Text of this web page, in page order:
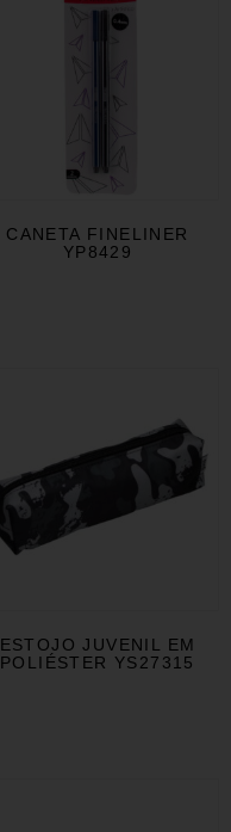
CANETA FINELINER
YP8429
ESTOJO JUVENIL EM
POLIÉSTER YS27315